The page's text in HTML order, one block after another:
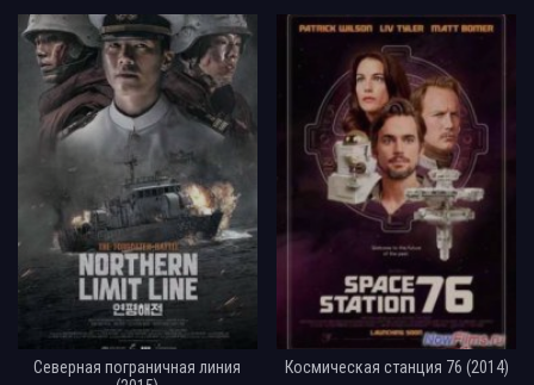
Северная пограничная линия
Космическая станция 76 (2014)